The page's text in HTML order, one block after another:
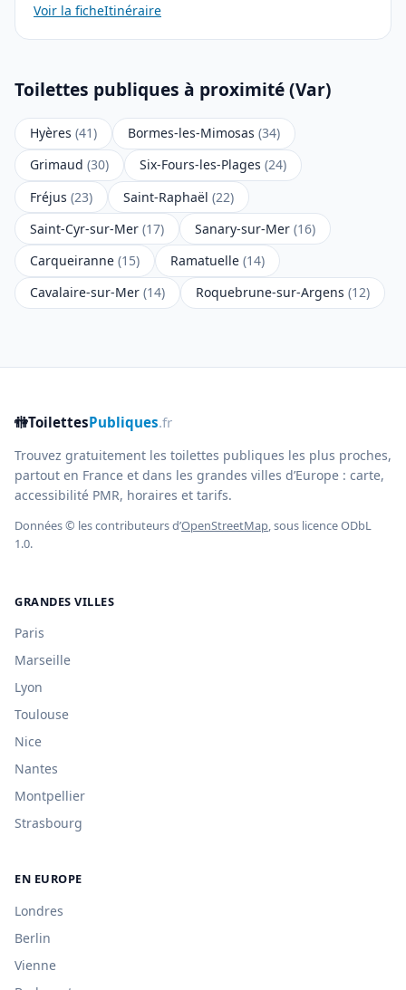
Voir la ficheItinéraire
Toilettes publiques à proximité (Var)
Hyères (41) Bormes-les-Mimosas (34)
Grimaud (30) Six-Fours-les-Plages (24)
Fréjus (23) Saint-Raphaël (22)
Saint-Cyr-sur-Mer (17) Sanary-sur-Mer (16)
Carqueiranne (15) Ramatuelle (14)
Cavalaire-sur-Mer (14) Roquebrune-sur-Argens (12)
🚻ToilettesPubliques.fr
Trouvez gratuitement les toilettes publiques les plus proches,
partout en France et dans les grandes villes d’Europe : carte,
accessibilité PMR, horaires et tarifs.
Données © les contributeurs d’OpenStreetMap, sous licence ODbL
1.0.
GRANDES VILLES
Paris
Marseille
Lyon
Toulouse
Nice
Nantes
Montpellier
Strasbourg
EN EUROPE
Londres
Berlin
Vienne